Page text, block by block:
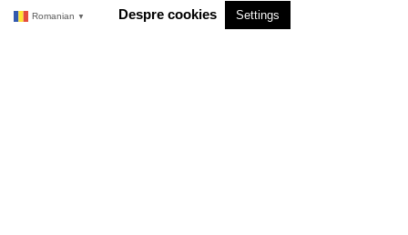
Despre cookies Settings
Romanian ▼